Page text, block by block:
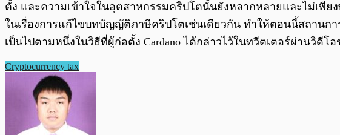
ตั้ง และความเข้าใจในอุตสาหกรรมคริปโตนั้นยังหลากหลายและไม่เพีย
ในเรื่องการแก้ไขบทบัญญัติภาษีคริปโตเช่นเดียวกัน ทำให้ตอนนี้สถาน
เป็นไปตามหนึ่งในวิธีที่ผู้ก่อตั้ง Cardano ได้กล่าวไว้ในทวีตเตอร์ผ่านวิดีโอ
Cryptocurrency tax